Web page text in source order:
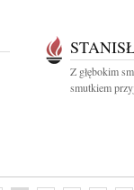
Z głębokim
smutkiem